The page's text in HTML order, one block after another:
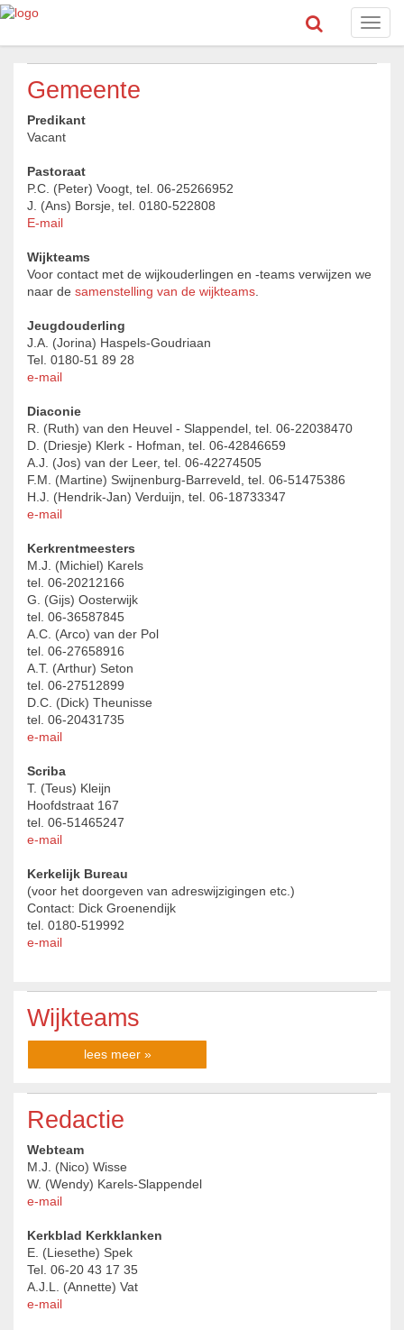
Gemeente
Predikant
Vacant
Pastoraat
P.C. (Peter) Voogt, tel. 06-25266952
J. (Ans) Borsje, tel. 0180-522808
E-mail
Wijkteams
Voor contact met de wijkouderlingen en -teams verwijzen we
naar de samenstelling van de wijkteams.
Jeugdouderling
J.A. (Jorina) Haspels-Goudriaan
Tel. 0180-51 89 28
e-mail
Diaconie
R. (Ruth) van den Heuvel - Slappendel, tel. 06-22038470
D. (Driesje) Klerk - Hofman, tel. 06-42846659
A.J. (Jos) van der Leer, tel. 06-42274505
F.M. (Martine) Swijnenburg-Barreveld, tel. 06-51475386
H.J. (Hendrik-Jan) Verduijn, tel. 06-18733347
e-mail
Kerkrentmeesters
M.J. (Michiel) Karels
tel. 06-20212166
G. (Gijs) Oosterwijk
tel. 06-36587845
A.C. (Arco) van der Pol
tel. 06-27658916
A.T. (Arthur) Seton
tel. 06-27512899
D.C. (Dick) Theunisse
tel. 06-20431735
e-mail
Scriba
T. (Teus) Kleijn
Hoofdstraat 167
tel. 06-51465247
e-mail
Kerkelijk Bureau
(voor het doorgeven van adreswijzigingen etc.)
Contact: Dick Groenendijk
tel. 0180-519992
e-mail
Wijkteams
lees meer »
Redactie
Webteam
M.J. (Nico) Wisse
W. (Wendy) Karels-Slappendel
e-mail
Kerkblad Kerkklanken
E. (Liesethe) Spek
Tel. 06-20 43 17 35
A.J.L. (Annette) Vat
e-mail